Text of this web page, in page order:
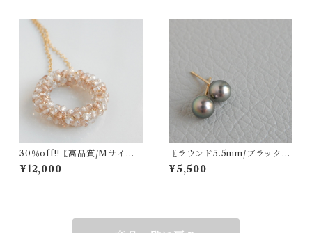
30％off!!〖高品質/Mサイ
ズ〗インペリアルトパーズリ
ースネックレス 14kgf【121
¥12,000
〖ラウンド5.5mm/ブラック〗
アコヤパールスタッドピアス/
イヤリング14kgf/SV925【12
¥5,500